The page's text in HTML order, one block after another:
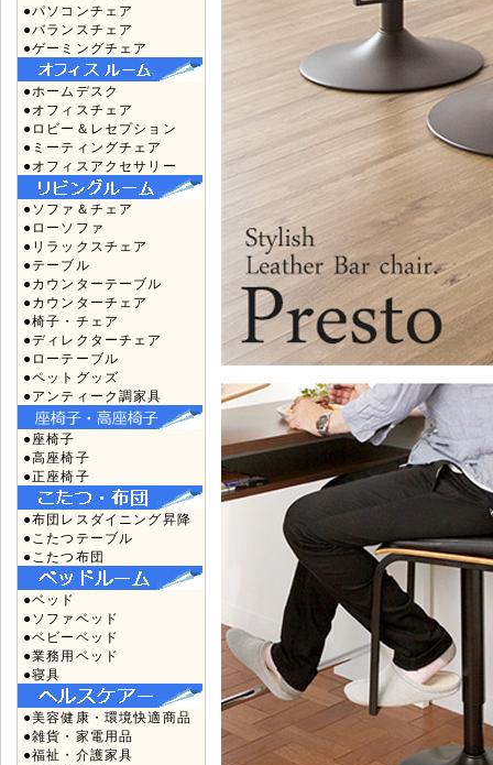
●パソコンチェア
●バランスチェア
●ゲーミングチェア
●ホームデスク
●オフィスチェア
●ロビー＆レセプション
●ミーティングチェア
●オフィスアクセサリー
●ソファ＆チェア
●ローソファ
●リラックスチェア
●テーブル
●カウンターテーブル
●カウンターチェア
●椅子・チェア
●ディレクターチェア
●ローテーブル
●ペットグッズ
●アンティーク調家具
●座椅子
●高座椅子
●正座椅子
●布団レスダイニング昇降
●こたつテーブル
●こたつ布団
●ベッド
●ソファベッド
●ベビーベッド
●業務用ベッド
●寝具
●美容健康・環境快適商品
●雑貨・家電用品
●福祉・介護家具